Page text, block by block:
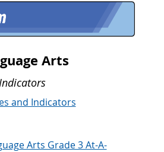
Arts
and Indicators
Arts Grade 3 At-A-